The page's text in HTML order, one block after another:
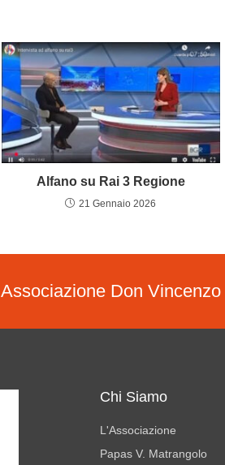
Alfano su Rai 3 Regione
21 Gennaio 2026
Associazione Don
Chi Siamo
L'Associazione
Papas V. Matrangolo